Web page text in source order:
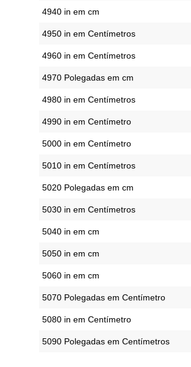
4940 in em cm
4950 in em Centímetros
4960 in em Centímetros
4970 Polegadas em cm
4980 in em Centímetros
4990 in em Centímetro
5000 in em Centímetro
5010 in em Centímetros
5020 Polegadas em cm
5030 in em Centímetros
5040 in em cm
5050 in em cm
5060 in em cm
5070 Polegadas em Centímetro
5080 in em Centímetro
5090 Polegadas em Centímetros